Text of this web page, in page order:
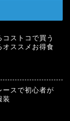
ストコで買う
ススメお得食
ースで初心者が
装